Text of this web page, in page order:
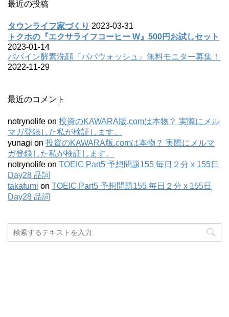
最近の投稿
タウンライフ家づくり 2023-03-31
トクホの『エクサライフコーヒー W』500円お試しセット
2023-01-14
パパイン酵素洗顔『パパウォッシュ』無料モニター募集！
2022-11-29
最近のコメント
notrynolife on 投資のKAWARA版.comは本物？ 実際にメル
マガ登録した私が検証します。
yunagi on 投資のKAWARA版.comは本物？ 実際にメルマ
ガ登録した私が検証します。
notrynolife on TOEIC Part5 予想問題155 毎日２分 x 155日
Day28 品詞
takafumi on TOEIC Part5 予想問題155 毎日２分 x 155日
Day28 品詞